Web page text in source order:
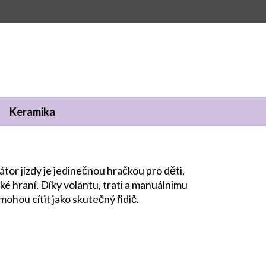
Keramika
jízdy je jedinečnou hračkou pro děti,
hraní. Díky volantu, trati a manuálnímu
cítit jako skutečný řidič.